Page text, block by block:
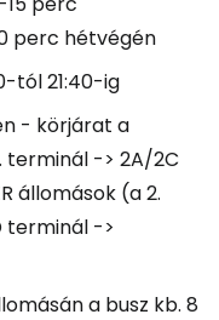
perc hétvégén
tól 21:40-ig
- körjárat a
terminál -> 2A/2C
állomások (a 2.
terminál ->
a busz kb. 8